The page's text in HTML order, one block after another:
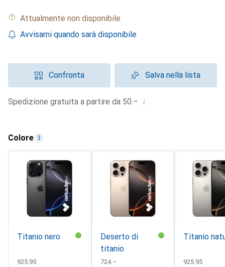
Attualmente non disponibile
Avvisami quando sarà disponibile
Confronta Salva nella lista
Spedizione gratuita a partire da 50.– i
Colore 3
Titanio nero
CHF
925.95
Deserto di
titanio
CHF
724.–
Titanio
CHF
925.95